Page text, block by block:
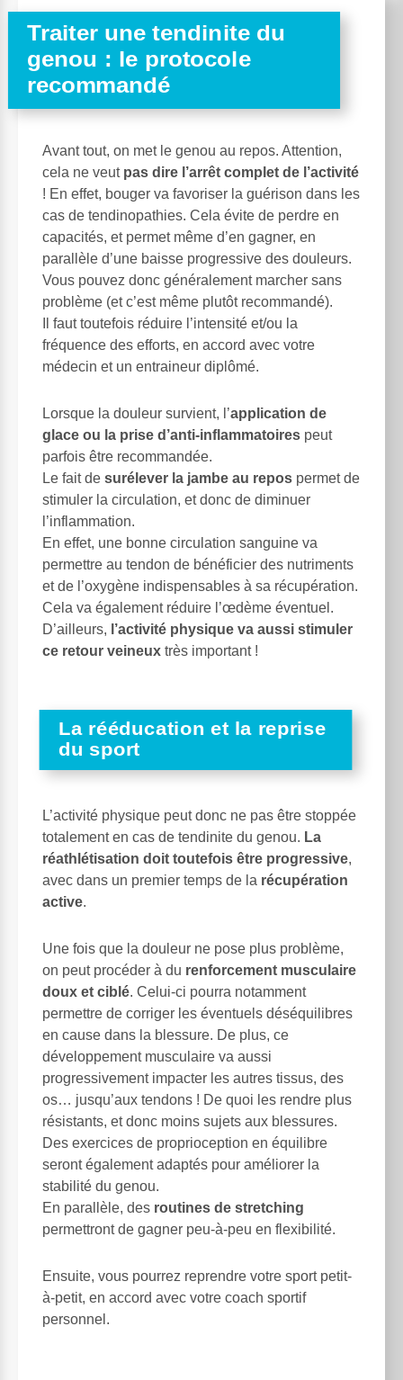
Traiter une tendinite du
genou : le protocole
recommandé
Avant tout, on met le genou au repos. Attention,
cela ne veut pas dire l’arrêt complet de l’activité
! En effet, bouger va favoriser la guérison dans les
cas de tendinopathies. Cela évite de perdre en
capacités, et permet même d’en gagner, en
parallèle d’une baisse progressive des douleurs.
Vous pouvez donc généralement marcher sans
problème (et c’est même plutôt recommandé).
Il faut toutefois réduire l’intensité et/ou la
fréquence des efforts, en accord avec votre
médecin et un entraineur diplômé.
Lorsque la douleur survient, l’application de
glace ou la prise d’anti-inflammatoires peut
parfois être recommandée.
Le fait de surélever la jambe au repos permet de
stimuler la circulation, et donc de diminuer
l’inflammation.
En effet, une bonne circulation sanguine va
permettre au tendon de bénéficier des nutriments
et de l’oxygène indispensables à sa récupération.
Cela va également réduire l’œdème éventuel.
D’ailleurs, l’activité physique va aussi stimuler
ce retour veineux très important !
La rééducation et la reprise
du sport
L’activité physique peut donc ne pas être stoppée
totalement en cas de tendinite du genou. La
réathlétisation doit toutefois être progressive,
avec dans un premier temps de la récupération
active.
Une fois que la douleur ne pose plus problème,
on peut procéder à du renforcement musculaire
doux et ciblé. Celui-ci pourra notamment
permettre de corriger les éventuels déséquilibres
en cause dans la blessure. De plus, ce
développement musculaire va aussi
progressivement impacter les autres tissus, des
os… jusqu’aux tendons ! De quoi les rendre plus
résistants, et donc moins sujets aux blessures.
Des exercices de proprioception en équilibre
seront également adaptés pour améliorer la
stabilité du genou.
En parallèle, des routines de stretching
permettront de gagner peu-à-peu en flexibilité.
Ensuite, vous pourrez reprendre votre sport petit-
à-petit, en accord avec votre coach sportif
personnel.